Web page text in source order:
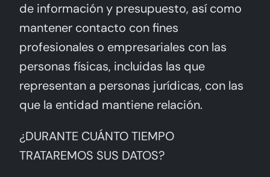
de información y presupuesto, así como
mantener contacto con fines
profesionales o empresariales con las
personas físicas, incluidas las que
representan a personas jurídicas, con las
que la entidad mantiene relación.
¿DURANTE CUÁNTO TIEMPO
TRATAREMOS SUS DATOS?